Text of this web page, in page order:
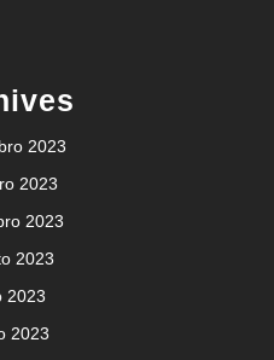
2023
2023
2023
2023
2023
2023